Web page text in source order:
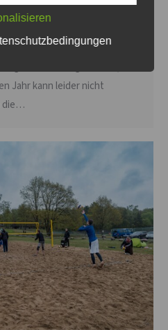
uns dennoch weitere
sind auch schon vorbereitet.
Jahr kann leider nicht
die…